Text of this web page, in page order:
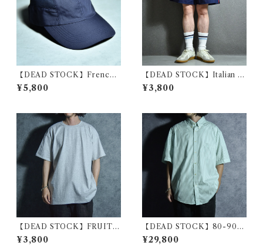
【DEAD STOCK】French
Navy Cap フランス 海軍 キャ
ップ ジェットキャップ
¥5,800
【DEAD STOCK】Italian C
arabinieri Short Pants イタ
リア軍 国家憲兵隊 カラビニエ
¥3,800
【DEAD STOCK】FRUIT
OF THE LOOM Euro Mod
el T Shirt Ash Gray フルー
¥3,800
【DEAD STOCK】80-90s
Yves Saint Laurent Stripe B
D Shirts Green YSL イヴ・
¥29,800